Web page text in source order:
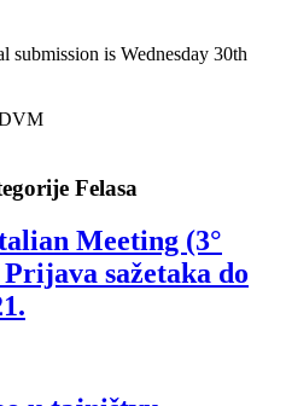
submission is Wednesday 30th
Felasa
Meeting (3°
sažetaka do